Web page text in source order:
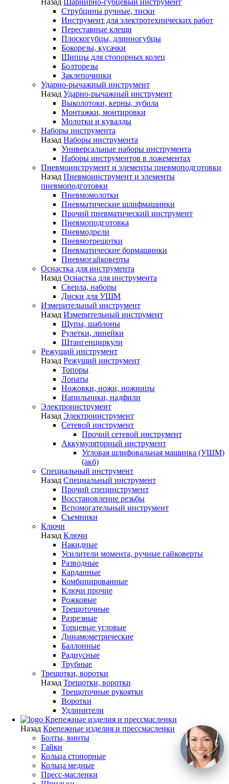
Струбцины ручные, тиски
Инструмент для электротехнических работ
Переставные клещи
Плоскогубцы, длинногубцы
Бокорезы, кусачки
Щипцы для стопорных колец
Болторезы
Заклепочники
Ударно-рычажный инструмент
Назад Ударно-рычажный инструмент
Выколотоки, керны, зубила
Монтажки, монтировки
Молотки и кувалды
Наборы инструмента
Назад Наборы инструмента
Универсальные наборы инструмента
Наборы инструментов в ложементах
Пневмоинструмент и элементы пневмоподготовки
Назад Пневмоинструмент и элементы
пневмоподготовки
Пневмомолотки
Пневматические шлифмашинки
Прочий пневматический инструмент
Пневмоподготовка
Пневмодрели
Пневмотрещотки
Пневматические бормашинки
Пневмогайковерты
Оснастка для инструмента
Назад Оснастка для инструмента
Сверла, наборы
Диски для УШМ
Измерительный инструмент
Назад Измерительный инструмент
Щупы, шаблоны
Рулетки, линейки
Штангенциркули
Режущий инструмент
Назад Режущий инструмент
Топоры
Лопаты
Ножовки, ножи, ножницы
Напильники, надфили
Электроинструмент
Назад Электроинструмент
Сетевой инструмент
Прочий сетевой инструмент
Аккумуляторный инструмент
Угловая шлифовальная машинка (УШМ)
(акб)
Специальный инструмент
Назад Специальный инструмент
Прочий специнструмент
Восстановление резьбы
Вспомогательный инструмент
Съемники
Ключи
Назад Ключи
Накидные
Усилители момента, ручные гайковерты
Разводные
Карданные
Комбинированные
Ключи прочие
Рожковые
Трещоточные
Разрезные
Торцевые угловые
Динамометрические
Баллонные
Радиусные
Трубные
Трещотки, воротки
Назад Трещотки, воротки
Трещоточные рукоятки
Воротки
Удлинители
Крепежные изделия и прессмасленки
Назад Крепежные изделия и прессмасленки
Болты, винты
Гайки
Кольца стопорные
Кольца медные
Пресс-масленки